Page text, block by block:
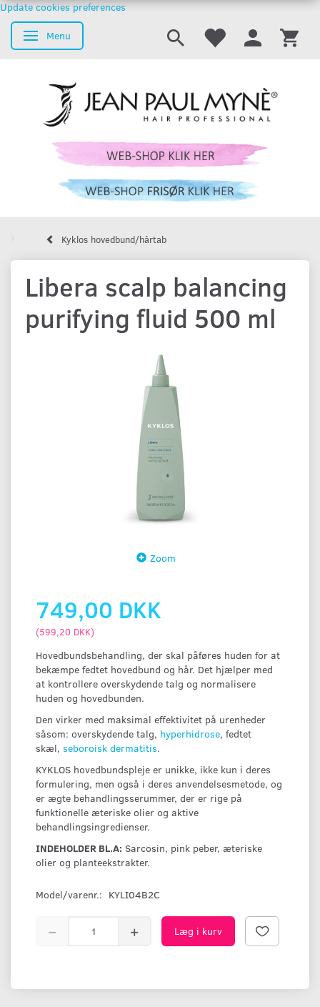
Update cookies preferences
Skifte navigation
Menu
Kyklos hovedbund/hårtab
Libera scalp balancing
purifying fluid 500 ml
Zoom
749,00 DKK
(599,20 DKK)
Hovedbundsbehandling, der skal påføres huden for at
bekæmpe fedtet hovedbund og hår. Det hjælper med
at kontrollere overskydende talg og normalisere
huden og hovedbunden.
Den virker med maksimal effektivitet på urenheder
såsom: overskydende talg, hyperhidrose, fedtet
skæl, seboroisk dermatitis.
KYKLOS hovedbundspleje er unikke, ikke kun i deres
formulering, men også i deres anvendelsesmetode, og
er ægte behandlingsserummer, der er rige på
funktionelle æteriske olier og aktive
behandlingsingredienser.
INDEHOLDER BL.A: Sarcosin, pink peber, æteriske
olier og planteekstrakter.
Model/varenr.: KYLI04B2C
Læg i kurv